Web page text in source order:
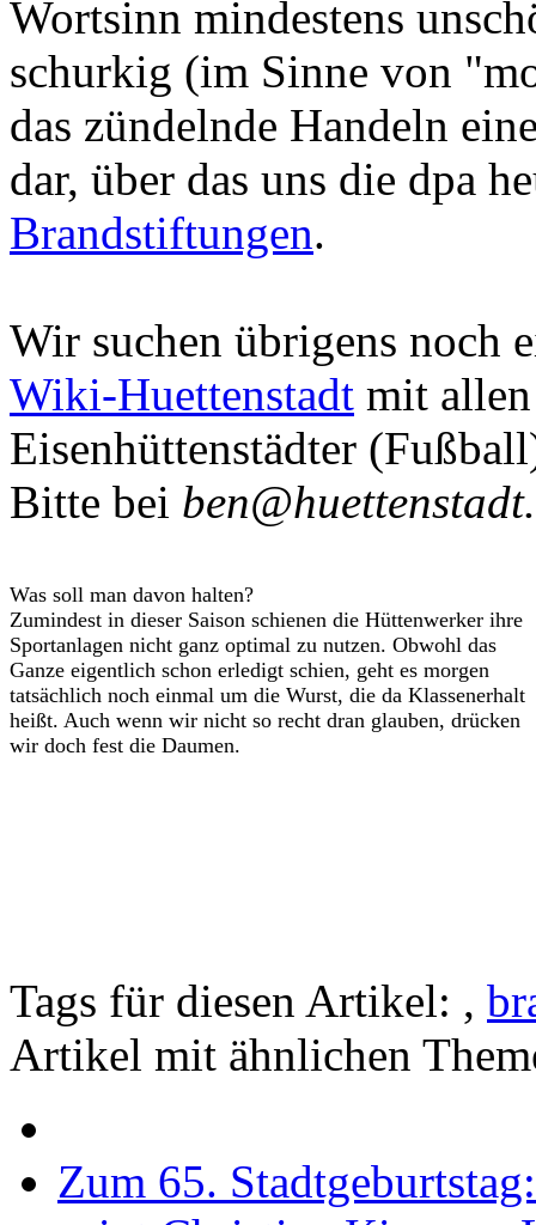
Wortsinn mindestens
schurkig (im Sinne von
das zündelnde Handeln
dar, über das uns die dpa
Brandstiftungen.
Wir suchen übrigens noch
Wiki-Huettenstadt mit
Eisenhüttenstädter
Bitte bei
Was soll man davon halten?
Zumindest in dieser Saison schienen die Hüttenwerker ihre
Sportanlagen nicht ganz optimal zu nutzen. Obwohl das
Ganze eigentlich schon erledigt schien, geht es morgen
tatsächlich noch einmal um die Wurst, die da Klassenerhalt
heißt. Auch wenn wir nicht so recht dran glauben, drücken
wir doch fest die Daumen.
Tags für diesen Artikel: ,
Artikel mit ähnlichen
Zum 65.